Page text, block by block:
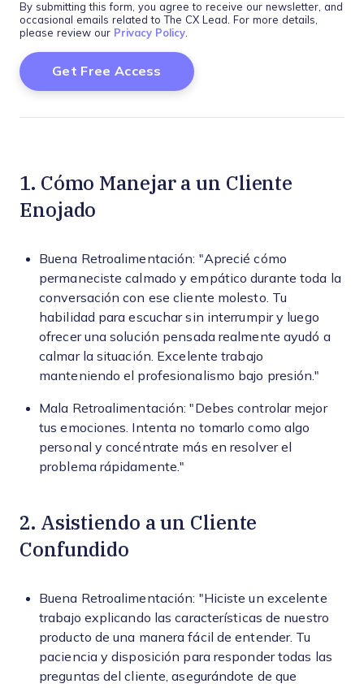
By submitting this form, you agree to receive our newsletter, and
occasional emails related to The CX Lead. For more details,
please review our Privacy Policy.
1. Cómo Manejar a un Cliente
Enojado
Buena Retroalimentación: "Aprecié cómo
permaneciste calmado y empático durante toda la
conversación con ese cliente molesto. Tu
habilidad para escuchar sin interrumpir y luego
ofrecer una solución pensada realmente ayudó a
calmar la situación. Excelente trabajo
manteniendo el profesionalismo bajo presión."
Mala Retroalimentación: "Debes controlar mejor
tus emociones. Intenta no tomarlo como algo
personal y concéntrate más en resolver el
problema rápidamente."
2. Asistiendo a un Cliente
Confundido
Buena Retroalimentación: "Hiciste un excelente
trabajo explicando las características de nuestro
producto de una manera fácil de entender. Tu
paciencia y disposición para responder todas las
preguntas del cliente, asegurándote de que